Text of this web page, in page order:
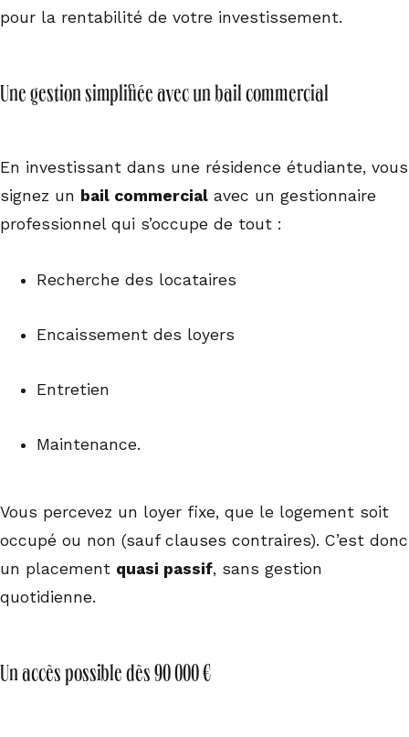
pour la rentabilité de votre investissement.
Une gestion simplifiée avec un bail commercial
En investissant dans une résidence étudiante, vous
signez un bail commercial avec un gestionnaire
professionnel qui s’occupe de tout :
Recherche des locataires
Encaissement des loyers
Entretien
Maintenance.
Vous percevez un loyer fixe, que le logement soit
occupé ou non (sauf clauses contraires). C’est donc
un placement quasi passif, sans gestion
quotidienne.
Un accès possible dès 90 000 €